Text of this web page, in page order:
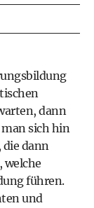
dann
sich hin
die dann
welche
führen.
und